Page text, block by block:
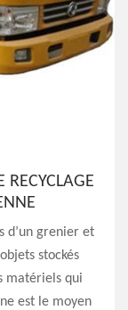
d’un grenier et
stockés
matériels qui
est le moyen